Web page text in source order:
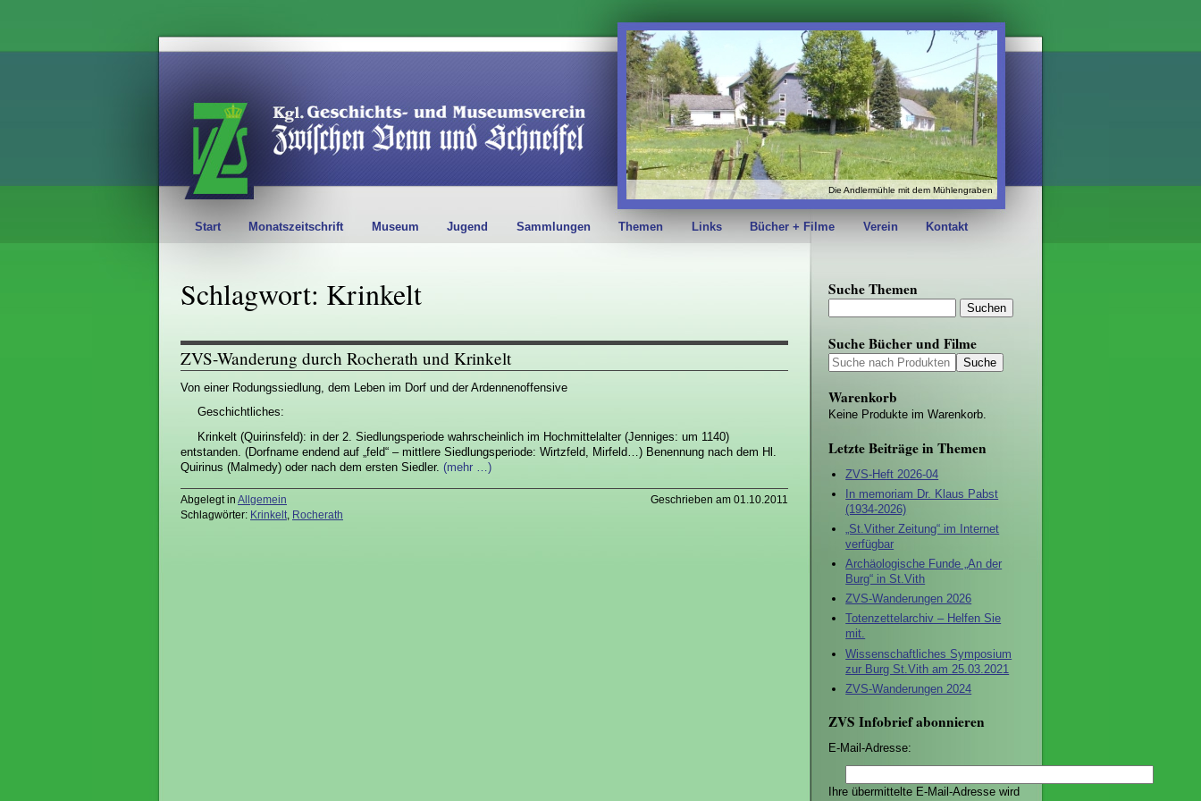
Die Andlermühle mit dem Mühlengraben
Start Monatszeitschrift Museum Jugend Sammlungen Themen Links Bücher + Filme Verein Kontakt
Schlagwort: Krinkelt
ZVS-Wanderung durch Rocherath und Krinkelt
Von einer Rodungssiedlung, dem Leben im Dorf und der Ardennenoffensive
Geschichtliches:
Krinkelt (Quirinsfeld): in der 2. Siedlungsperiode wahrscheinlich im Hochmittelalter (Jenniges: um 1140)
entstanden. (Dorfname endend auf „feld“ – mittlere Siedlungsperiode: Wirtzfeld, Mirfeld…) Benennung nach dem Hl.
Quirinus (Malmedy) oder nach dem ersten Siedler. (mehr …)
Abgelegt in Allgemein
Geschrieben am 01.10.2011
Schlagwörter: Krinkelt Rocherath
Suche Themen
Suche Bücher und Filme
Warenkorb
Keine Produkte im Warenkorb.
Letzte Beiträge in Themen
ZVS-Heft 2026-04
In memoriam Dr. Klaus Pabst
(1934-2026)
„St.Vither Zeitung“ im Internet
verfügbar
Archäologische Funde „An der
Burg“ in St.Vith
ZVS-Wanderungen 2026
Totenzettelarchiv – Helfen Sie
mit.
Wissenschaftliches Symposium
zur Burg St.Vith am 25.03.2021
ZVS-Wanderungen 2024
ZVS Infobrief abonnieren
E-Mail-Adresse:
Ihre übermittelte E-Mail-Adresse wird